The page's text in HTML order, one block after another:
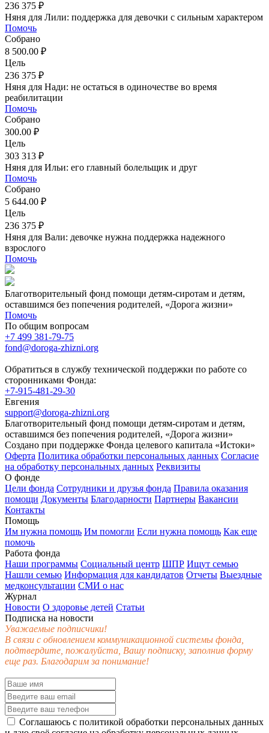
236 375 ₽
Няня для Лили: поддержка для девочки с сильным характером
Помочь
Собрано
8 500.00 ₽
Цель
236 375 ₽
Няня для Нади: не остаться в одиночестве во время
реабилитации
Помочь
Собрано
300.00 ₽
Цель
303 313 ₽
Няня для Ильи: его главный болельщик и друг
Помочь
Собрано
5 644.00 ₽
Цель
236 375 ₽
Няня для Вали: девочке нужна поддержка надежного
взрослого
Помочь
Благотворительный фонд помощи детям-сиротам и детям,
оставшимся без попечения родителей, «Дорога жизни»
Помочь
По общим вопросам
+7 499 381-79-75
fond@doroga-zhizni.org
Обратиться в службу технической поддержки по работе со
сторонниками Фонда:
+7-915-481-29-30
Евгения
support@doroga-zhizni.org
Благотворительный фонд помощи детям-сиротам и детям,
оставшимся без попечения родителей, «Дорога жизни»
Создано при поддержке Фонда целевого капитала «Истоки»
Оферта Политика обработки персональных данных Согласие
на обработку персональных данных Реквизиты
О фонде
Цели фонда Сотрудники и друзья фонда Правила оказания
помощи Документы Благодарности Партнеры Вакансии
Контакты
Помощь
Им нужна помощь Им помогли Если нужна помощь Как еще
помочь
Работа фонда
Наши программы Социальный центр ШПР Ищут семью
Нашли семью Информация для кандидатов Отчеты Выездные
медконсультации СМИ о нас
Журнал
Новости О здоровье детей Статьи
Подписка на новости
Уважаемые подписчики!
В связи с обновлением коммуникационной системы фонда,
подтвердите, пожалуйста, Вашу подписку, заполнив форму
еще раз. Благодарим за понимание!
Соглашаюсь с политикой обработки персональных данных